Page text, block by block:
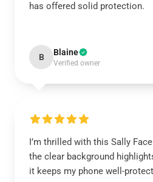
has offered solid protection.
B Blaine
Verified owner
I’m thrilled with this Sally
the clear background
it keeps my phone well-